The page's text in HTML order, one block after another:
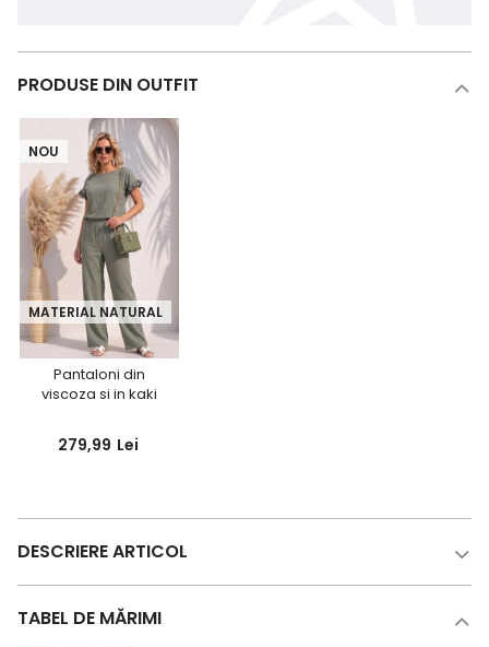
PRODUSE DIN OUTFIT
MATERIAL NATURAL
NOU
Pantaloni din
viscoza si in kaki
StarShinerS
279,99 Lei
DESCRIERE ARTICOL
TABEL DE MĂRIMI